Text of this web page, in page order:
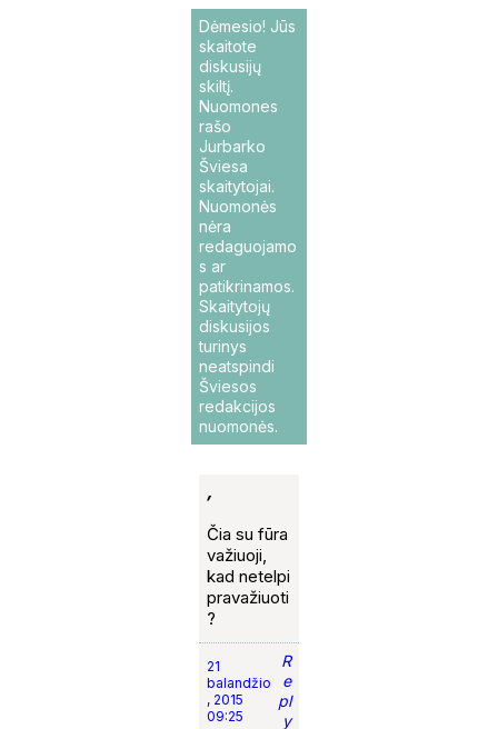
Dėmesio! Jūs
skaitote
diskusijų
skiltį.
Nuomones
rašo
Jurbarko
Šviesa
skaitytojai.
Nuomonės
nėra
redaguojamo
s ar
patikrinamos.
Skaitytojų
diskusijos
turinys
neatspindi
Šviesos
redakcijos
nuomonės.
,
Čia su fūra
važiuoji,
kad netelpi
pravažiuoti
?
21
balandžio
, 2015
09:25
R
e
pl
y